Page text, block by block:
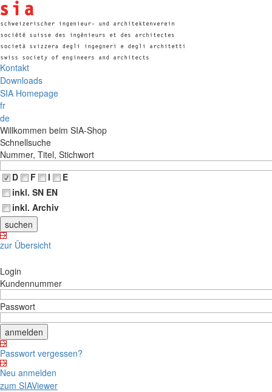
Kontakt
Downloads
SIA Homepage
fr
de
Willkommen beim SIA-Shop
Schnellsuche
Nummer, Titel, Stichwort
D
F I
E
inkl. SN EN
inkl. Archiv
zur Übersicht
Login
Kundennummer
Passwort
Passwort vergessen?
Neu anmelden
zum SIAViewer